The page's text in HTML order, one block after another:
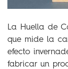
La Huella de
que mide la
efecto
fabricar un